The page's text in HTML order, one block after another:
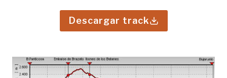
Descargar track